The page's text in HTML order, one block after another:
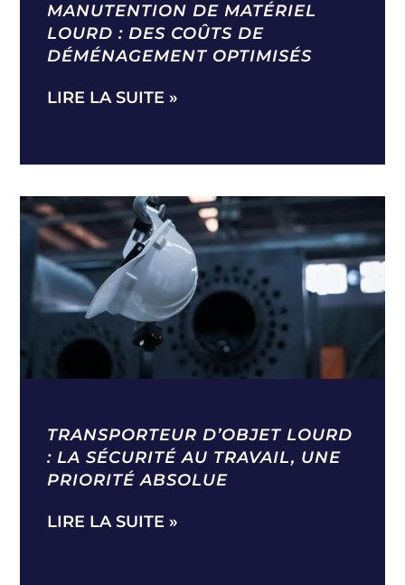
MANUTENTION DE MATÉRIEL
LOURD : DES COÛTS DE
DÉMÉNAGEMENT OPTIMISÉS
LIRE LA SUITE »
TRANSPORTEUR D’OBJET LOURD
: LA SÉCURITÉ AU TRAVAIL, UNE
PRIORITÉ ABSOLUE
LIRE LA SUITE »